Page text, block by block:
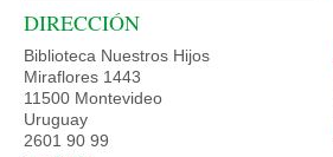
DIRECCIÓN
Biblioteca Nuestros Hijos
Miraflores 1443
11500 Montevideo
Uruguay
2601 90 99